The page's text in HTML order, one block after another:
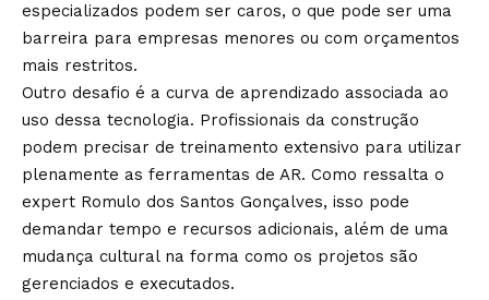
especializados podem ser caros, o que pode ser uma
barreira para empresas menores ou com orçamentos
mais restritos.
Outro desafio é a curva de aprendizado associada ao
uso dessa tecnologia. Profissionais da construção
podem precisar de treinamento extensivo para utilizar
plenamente as ferramentas de AR. Como ressalta o
expert Romulo dos Santos Gonçalves, isso pode
demandar tempo e recursos adicionais, além de uma
mudança cultural na forma como os projetos são
gerenciados e executados.